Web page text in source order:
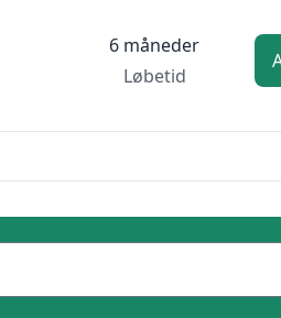
6 måneder
Løbetid